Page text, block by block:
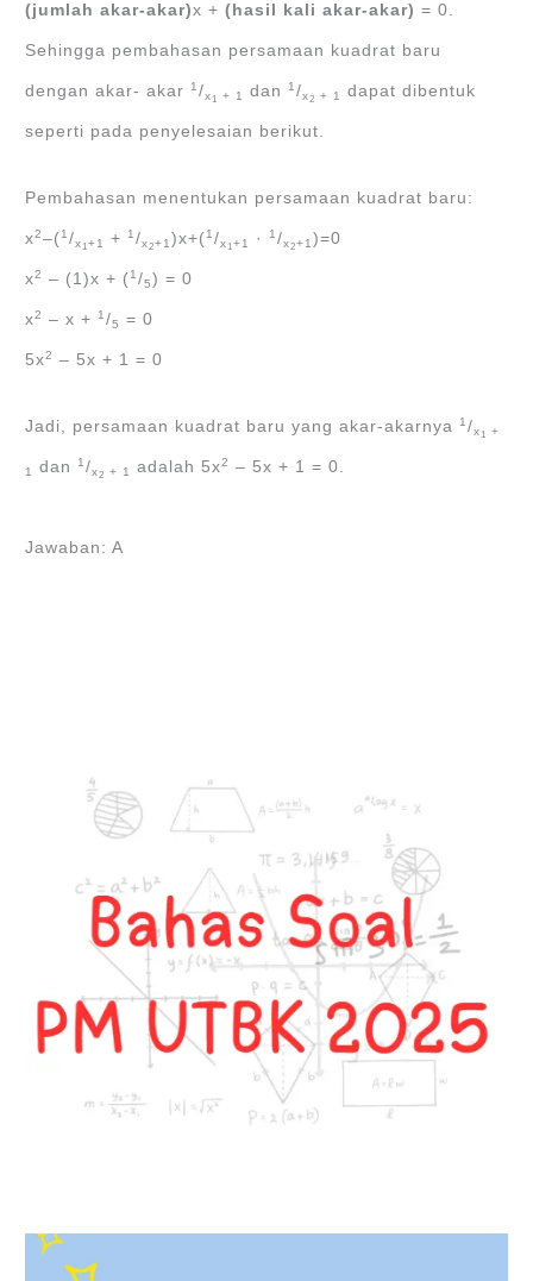
(jumlah akar-akar)x +(hasil kali akar-akar) = 0.
Sehingga pembahasan persamaan kuadrat baru
dengan akar- akar 1/x1 + 1 dan 1/x2 + 1 dapat dibentuk
seperti pada penyelesaian berikut.
Pembahasan menentukan persamaan kuadrat baru:
x2‒(1/x1+1 + 1/x2+1 )x+(1/x1+1 · 1/x2+1 )=0
x2 ‒ (1)x + (1/5) = 0
x2 ‒ x + 1/5 = 0
5x2 ‒ 5x + 1 = 0
Jadi, persamaan kuadrat baru yang akar-akarnya 1 /x 1 +
1 dan 1 /x2 + 1 adalah 5x2 ‒ 5x + 1 = 0.
Jawaban: A